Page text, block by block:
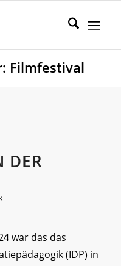
Filmfestival
DER
war das das
(IDP) in